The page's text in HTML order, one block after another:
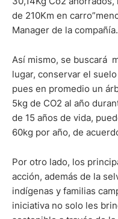
de 210Km en
Manager de la compañía.
Así mismo, se buscará
lugar, conservar el
pues en promedio un
5kg de CO2 al año
de 15 años de vida,
60kg por año, de
Por otro lado, los
acción, además de la
indígenas y familias
iniciativa no solo les